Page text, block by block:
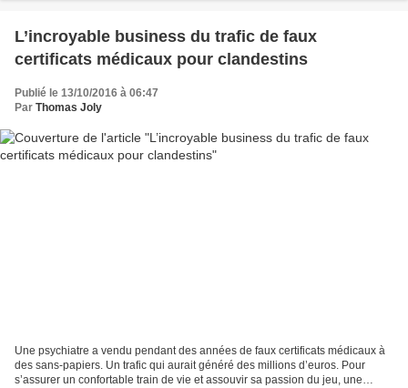
L’incroyable business du trafic de faux
certificats médicaux pour clandestins
Publié le 13/10/2016 à 06:47
Par Thomas Joly
Une psychiatre a vendu pendant des années de faux certificats médicaux à
des sans-papiers. Un trafic qui aurait généré des millions d’euros. Pour
s’assurer un confortable train de vie et assouvir sa passion du jeu, une